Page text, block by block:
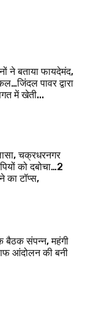
ने बताया फायदेमंद,
पावर द्वारा
में खेती...
चक्रधरनगर
को दबोचा…2
का टॉप्स,
बैठक संपन्न, महंगी
आंदोलन की बनी